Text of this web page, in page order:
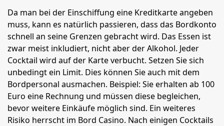
Da man bei der Einschiffung eine Kreditkarte angeben
muss, kann es natürlich passieren, dass das Bordkonto
schnell an seine Grenzen gebracht wird. Das Essen ist
zwar meist inkludiert, nicht aber der Alkohol. Jeder
Cocktail wird auf der Karte verbucht. Setzen Sie sich
unbedingt ein Limit. Dies können Sie auch mit dem
Bordpersonal ausmachen. Beispiel: Sie erhalten ab 100
Euro eine Rechnung und müssen diese begleichen,
bevor weitere Einkäufe möglich sind. Ein weiteres
Risiko herrscht im Bord Casino. Nach einigen Cocktails